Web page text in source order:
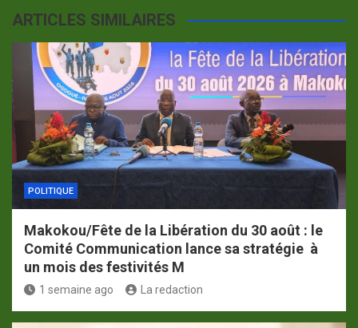
ARTICLES SIMILAIRES
POLITIQUE
Makokou/Fête de la Libération du 30 août : le
Comité Communication lance sa stratégie à
un mois des festivités M
1 semaine ago La redaction